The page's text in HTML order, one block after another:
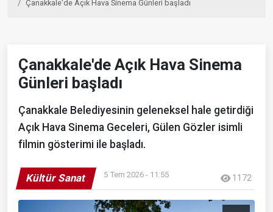
Çanakkale'de Açık Hava Sinema Günleri başladı
Çanakkale'de Açık Hava Sinema
Günleri başladı
Çanakkale Belediyesinin geleneksel hale getirdiği
Açık Hava Sinema Geceleri, Gülen Gözler isimli
filmin gösterimi ile başladı.
Kültür Sanat 5 Tem 2026 - 11:55 1172